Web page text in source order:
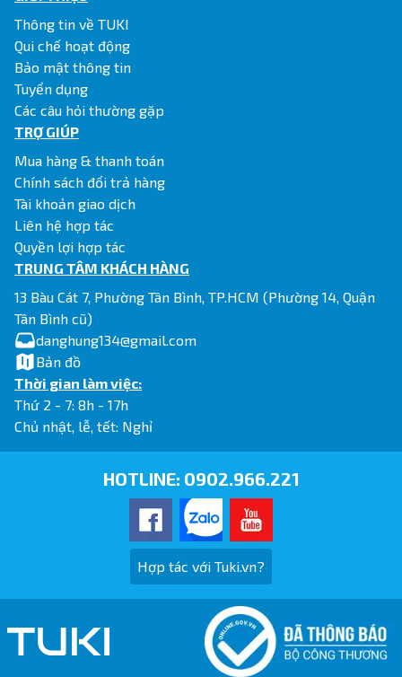
Thông tin về TUKI
Qui chế hoạt động
Bảo mật thông tin
Tuyển dụng
Các câu hỏi thường gặp
TRỢ GIÚP
Mua hàng & thanh toán
Chính sách đổi trả hàng
Tài khoản giao dịch
Liên hệ hợp tác
Quyền lợi hợp tác
TRUNG TÂM KHÁCH HÀNG
13 Bàu Cát 7, Phường Tân Bình, TP.HCM (Phường 14, Quận
Tân Bình cũ)
danghung134@gmail.com
Bản đồ
Thời gian làm việc:
Thứ 2 - 7: 8h - 17h
Chủ nhật, lễ, tết: Nghỉ
HOTLINE: 0902.966.221
Hợp tác với Tuki.vn?